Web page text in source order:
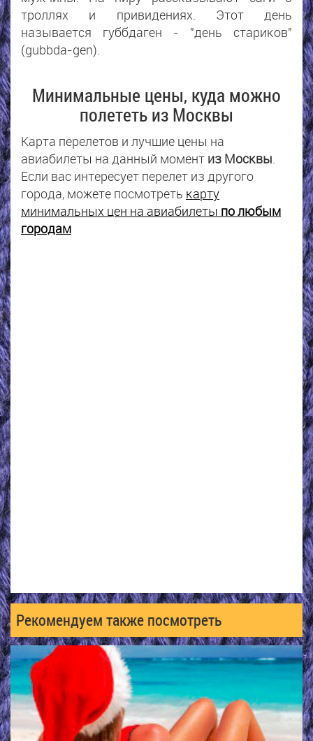
троллях и привидениях. Этот день
называется губбдаген - "день стариков"
(gubbda-gen).
Минимальные цены, куда можно
полететь из Москвы
Карта перелетов и лучшие цены на
авиабилеты на данный момент из Москвы.
Если вас интересует перелет из другого
города, можете посмотреть карту
минимальных цен на авиабилеты по любым
городам
Рекомендуем также посмотреть